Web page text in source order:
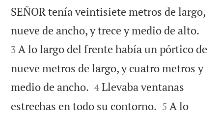
SEÑOR tenía veintisiete metros de largo,
nueve de ancho, y trece y medio de alto.
3 A lo largo del frente había un pórtico de
nueve metros de largo, y cuatro metros y
medio de ancho. 

4 Llevaba ventanas
estrechas en todo su contorno. 

5 A lo